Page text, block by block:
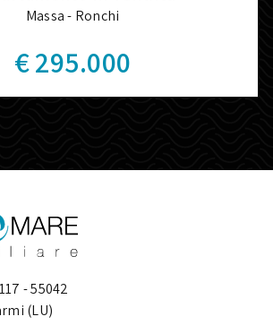
Massa - Ronchi
€ 295.000
- 55042
(LU)